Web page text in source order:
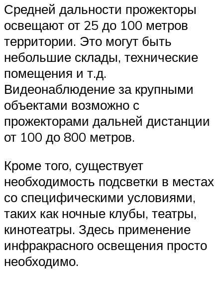
Средней дальности прожекторы
освещают от 25 до 100 метров
территории. Это могут быть
небольшие склады, технические
помещения и т.д.
Видеонаблюдение за крупными
объектами возможно с
прожекторами дальней дистанции
от 100 до 800 метров.
Кроме того, существует
необходимость подсветки в местах
со специфическими условиями,
таких как ночные клубы, театры,
кинотеатры. Здесь применение
инфракрасного освещения просто
необходимо.